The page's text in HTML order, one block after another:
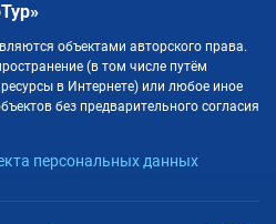
объектами авторского права.
(в том числе путём
в Интернете) или любое иное
без предварительного согласия
персональных данных